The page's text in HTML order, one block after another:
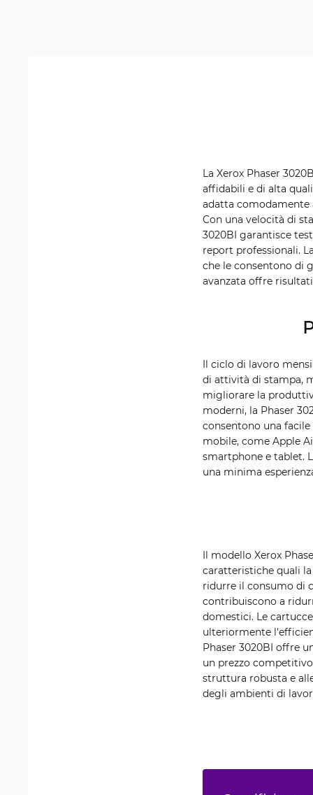
La Xerox Phaser
affidabili e di alta
adatta comodamente
Con una velocità di
3020BI garantisce
report professionali.
che le consentono di
avanzata offre
Il ciclo di lavoro
di attività di stampa,
migliorare la
moderni, la Phaser
consentono una
mobile, come Apple
smartphone e tablet.
una minima
Il modello Xerox
caratteristiche quali
ridurre il consumo di
contribuiscono a
domestici. Le
ulteriormente
Phaser 3020BI offre
un prezzo
struttura robusta e
degli ambienti di